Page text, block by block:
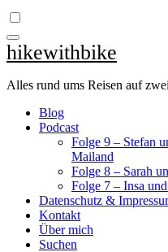
hikewithbike
Alles rund ums Reisen auf
Blog
Podcast
Folge 9 – Stefan
Mailand
Folge 8 – Sarah
Folge 7 – Insa
Datenschutz &
Kontakt
Über mich
Suchen